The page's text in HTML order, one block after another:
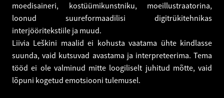
moedisaineri, kostüümikunstniku, moeillustraatorina,
loonud suureformaadilisi digitrükitehnikas
interjööritekstiile ja muud.
Liivia Leškini maalid ei kohusta vaatama ühte kindlasse
suunda, vaid kutsuvad avastama ja interpreteerima. Tema
tööd ei ole valminud mitte loogiliselt juhitud mõtte, vaid
lõpuni kogetud emotsiooni tulemusel.